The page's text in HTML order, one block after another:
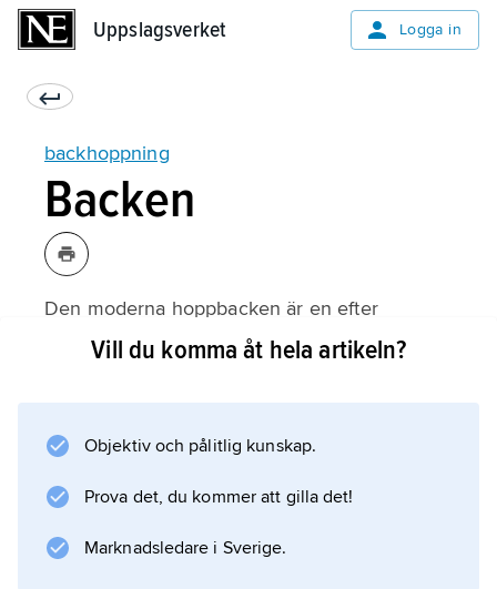
Uppslagsverket Logga in
backhoppning
Backen
Den moderna hoppbacken är en efter
utförliga aerodynamiska kalkyler framtagen
stup
(varifrån hoppet sker),
(där nedslaget äger rum) och
Vill du komma åt hela artikeln?
Objektiv och pålitlig kunskap.
Prova det, du kommer att gilla det!
Marknadsledare i Sverige.